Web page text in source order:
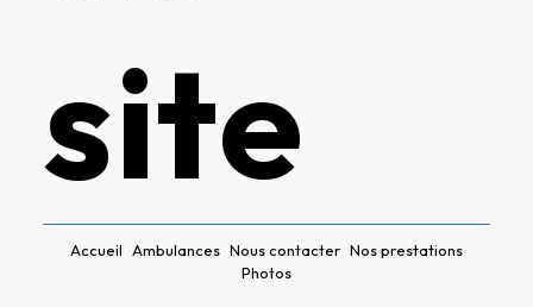
site
Accueil Ambulances Nous contacter Nos prestations
Photos